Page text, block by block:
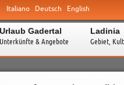
Italiano Deutsch English
Urlaub Gadertal
Unterkünfte & Angebote
Ladinia
Gebiet,